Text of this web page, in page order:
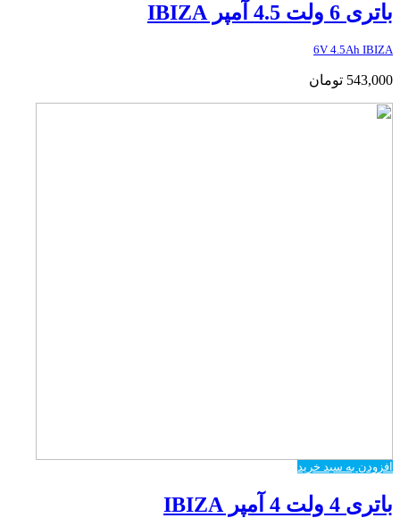
باتری 6 ولت 4.5 آمپر IBIZA
6V 4.5Ah IBIZA
543,000 تومان
افزودن به سبد خرید
باتری 4 ولت 4 آمپر IBIZA